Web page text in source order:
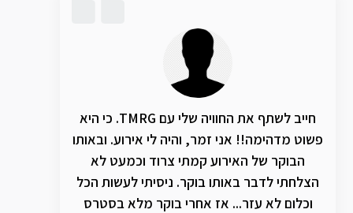
חייב לשתף את החוויה שלי עם TMRG. כי היא
פשוט מדהימה!! אני זמר, והיה לי אירוע. ובאותו
הבוקר של האירוע קמתי צרוד וכמעט לא
הצלחתי לדבר באותו בוקר. ניסיתי לעשות הכל
וכלום לא עזר... אז אחרי בוקר מלא בסטרס